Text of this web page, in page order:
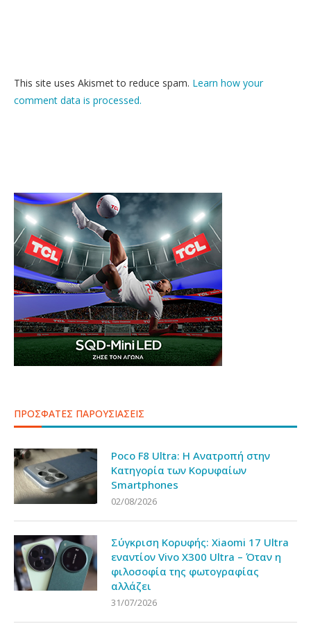
This site uses Akismet to reduce spam. Learn how your
comment data is processed.
ΠΡΟΣΦΑΤΕΣ ΠΑΡΟΥΣΙΑΣΕΙΣ
Poco F8 Ultra: Η Ανατροπή στην
Κατηγορία των Κορυφαίων
Smartphones
02/08/2026
Σύγκριση Κορυφής: Xiaomi 17 Ultra
εναντίον Vivo X300 Ultra – Όταν η
φιλοσοφία της φωτογραφίας
αλλάζει
31/07/2026